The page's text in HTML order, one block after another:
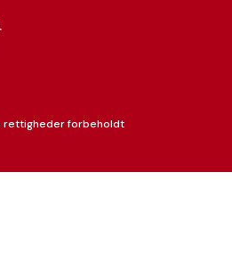
rettigheder forbeholdt